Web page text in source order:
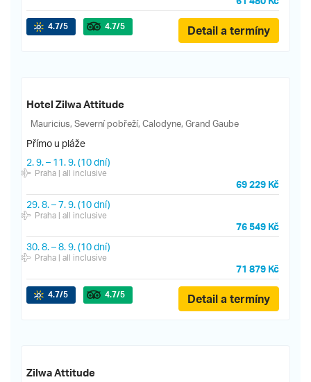
4.7/5 4.7/5 Detail a termíny
Hotel Zilwa Attitude
Mauricius, Severní pobřeží, Calodyne, Grand Gaube
Přímo u pláže
2. 9.– 11. 9.(10 dní)
Praha| all inclusive
69 229 Kč
29. 8.–7. 9.(10 dní)
Praha| all inclusive
76 549 Kč
30. 8.–8. 9.(10 dní)
Praha| all inclusive
71 879 Kč
4.7/5 4.7/5 Detail a termíny
Zilwa Attitude